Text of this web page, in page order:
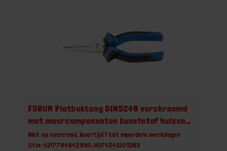
FORUM Platbektang DIN5248 verchroomd
met meercomponenten kunststof hulzen
160MM
Niet op voorraad, levertijd 1 tot meerdere werkdagen
Gtin: 4317784842990,HGF4243305383